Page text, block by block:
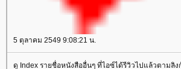
5 ตุลาคม 2549 9:08:21 น.
ดู Index รายชื่อหนังสืออื่นๆ ที่ไอซ์ได้รีวิวไปแล้วตามลิง